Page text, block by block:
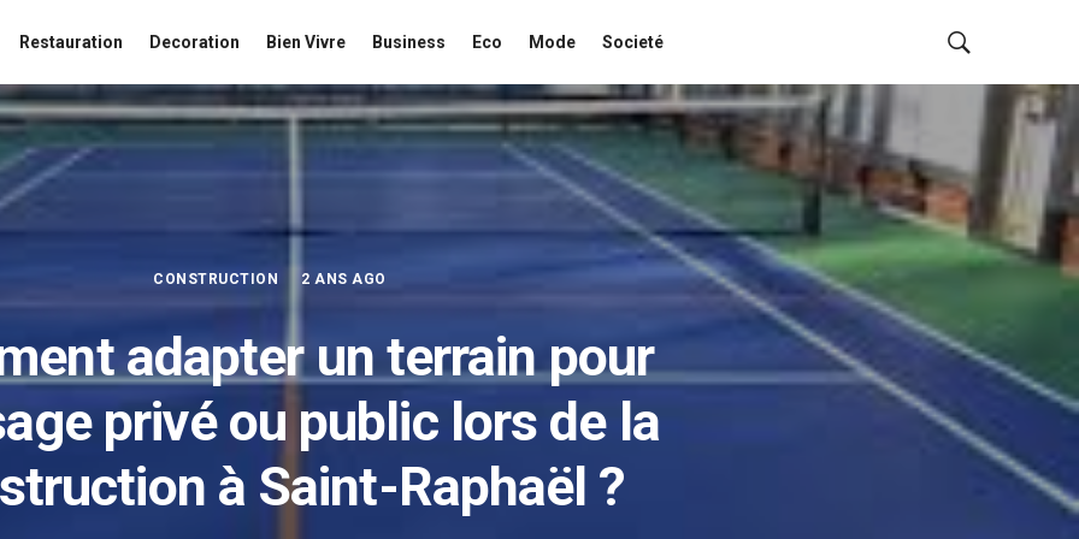
Restauration Decoration Bien Vivre Business Eco Mode Societé
CONSTRUCTION 2 ANS AGO
adapter un terrain pour
privé ou public lors de la
à Saint-Raphaël ?